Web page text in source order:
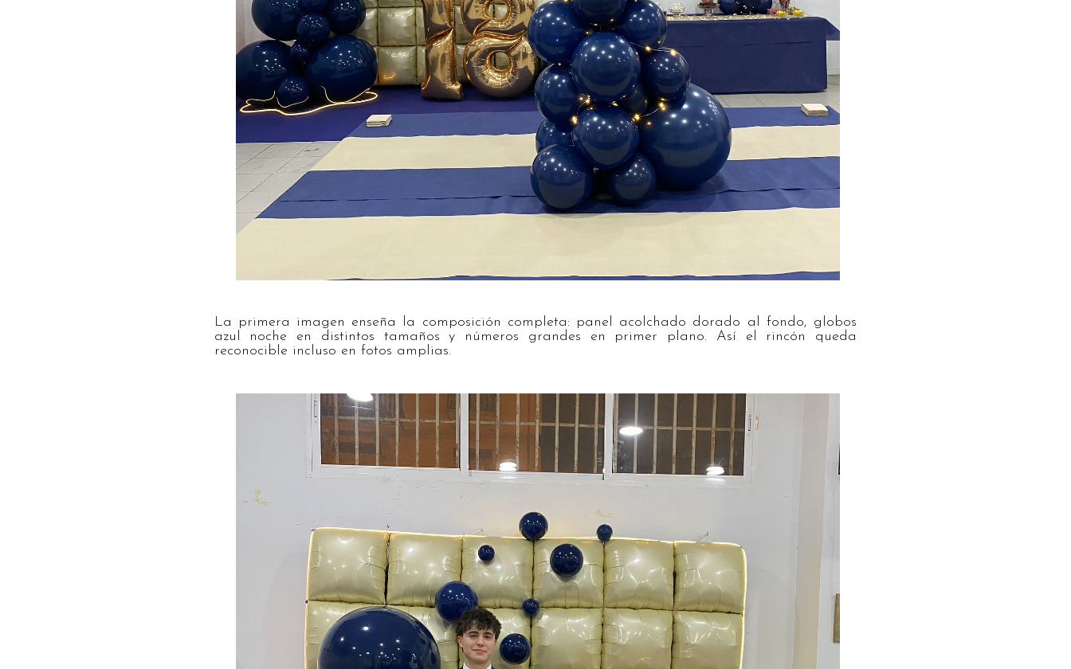
La primera imagen enseña la composición completa: panel acolchado dorado al fondo, globos
azul noche en distintos tamaños y números grandes en primer plano. Así el rincón queda
reconocible incluso en fotos amplias.